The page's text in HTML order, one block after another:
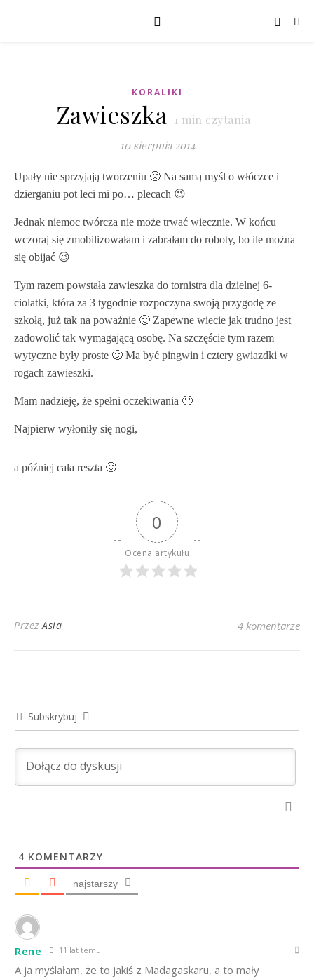
KORALIKI
Zawieszka 1 min czytania
10 sierpnia 2014
Upały nie sprzyjają tworzeniu 🙁 Na samą myśl o włóczce i
dzierganiu pot leci mi po… plecach 😉
Jednak niemoc twórcza nie może trwać wiecznie. W końcu
wczoraj się zmobilizowałam i zabrałam do roboty, bo ile można
się obijać 😉
Tym razem powstała zawieszka do tornistra dla dzielnej 6-
ciolatki, która za 3 tygodnie rozpoczyna swoją przygodę ze
szkołą, już tak na poważnie 🙂 Zapewne wiecie jak trudno jest
zadowolić tak wymagającą osobę. Na szczęście tym razem
wytyczne były proste 🙂 Ma być pingwin i cztery gwiazdki w
rogach zawieszki.
Mam nadzieję, że spełni oczekiwania 🙂
Najpierw wyłoniły się nogi,
a później cała reszta 🙂
0
Ocena artykułu
PrzezAsia 4 komentarze
Subskrybuj
4 KOMENTARZY
najstarszy
Rene 11 lat temu
A ja myślałam, że to jakiś z Madagaskaru, a to mały